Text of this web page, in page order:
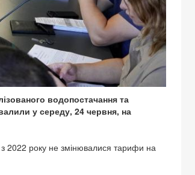
водопостачання та
у середу, 24 червня, на
2022 року не змінювалися тарифи на